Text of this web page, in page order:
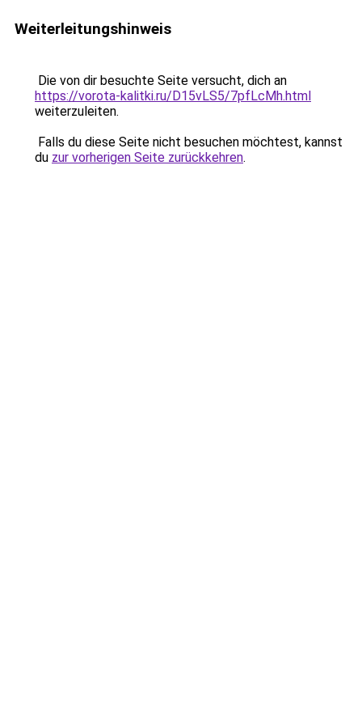
Weiterleitungshinweis
Die von dir besuchte Seite versucht, dich an
https://vorota-kalitki.ru/D15vLS5/7pfLcMh.html
weiterzuleiten.
Falls du diese Seite nicht besuchen möchtest, kannst
du zur vorherigen Seite zurückkehren.